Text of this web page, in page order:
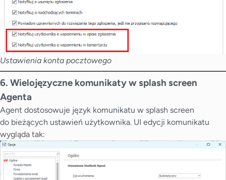
Ustawienia konta pocztowego
6. Wielojęzyczne komunikaty w splash screen
Agenta
Agent dostosowuje język komunikatu w splash screen
do bieżących ustawień użytkownika. UI edycji komunikatu
wygląda tak: